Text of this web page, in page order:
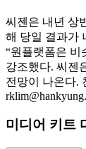
씨젠은 내년 상
해 당일 결과가
“원플랫폼은 비
강조했다. 씨젠
전망이 나온다.
미디어 키트